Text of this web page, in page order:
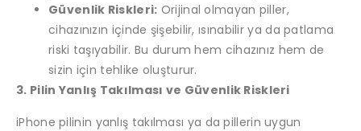
Güvenlik Riskleri: Orijinal olmayan piller,
cihazınızın içinde şişebilir, ısınabilir ya da patlama
riski taşıyabilir. Bu durum hem cihazınız hem de
sizin için tehlike oluşturur.
3. Pilin Yanlış Takılması ve Güvenlik Riskleri
iPhone pilinin yanlış takılması ya da pillerin uygun